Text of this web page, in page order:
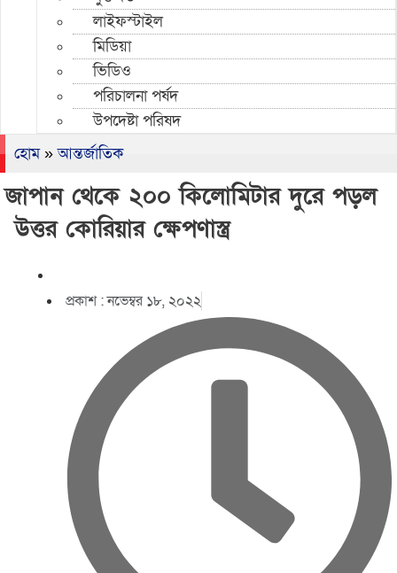
লাইফস্টাইল
মিডিয়া
ভিডিও
পরিচালনা পর্ষদ
উপদেষ্টা পরিষদ
হোম»আন্তর্জাতিক
জাপান থেকে ২০০ কিলোমিটার দুরে পড়ল
উত্তর কোরিয়ার ক্ষেপণাস্ত্র
প্রকাশ :নভেম্বর ১৮, ২০২২